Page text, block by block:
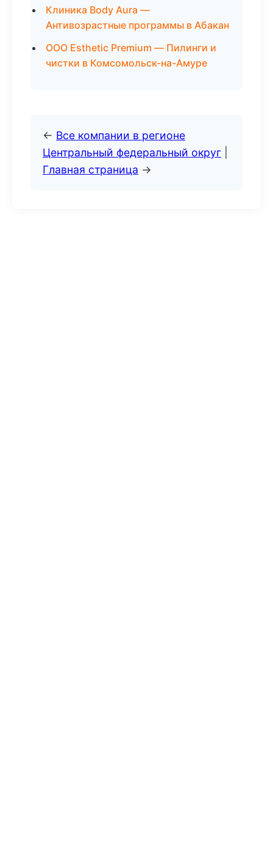
Клиника Body Aura —
Антивозрастные программы в Абакан
ООО Esthetic Premium — Пилинги и
чистки в Комсомольск-на-Амуре
← Все компании в регионе
Центральный федеральный округ
Главная страница →